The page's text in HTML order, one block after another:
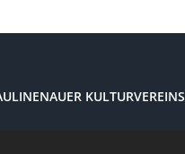
KULTURVEREINS